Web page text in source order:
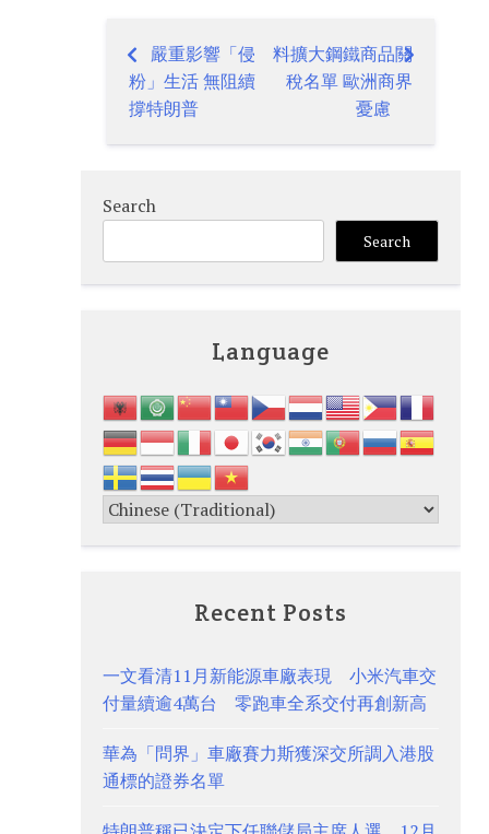
Post
navigation
嚴重影響「侵
粉」生活 無阻續
撐特朗普
料擴大鋼鐵商品關
稅名單 歐洲商界
憂慮
Search
Search
Language
Recent Posts
一文看清11月新能源車廠表現 小米汽車交
付量續逾4萬台 零跑車全系交付再創新高
華為「問界」車廠賽力斯獲深交所調入港股
通標的證券名單